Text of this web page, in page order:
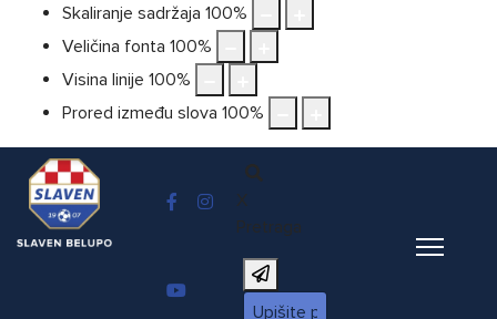
Skaliranje sadržaja 100%
Veličina fonta 100%
Visina linije 100%
Prored između slova 100%
X
Pretraga